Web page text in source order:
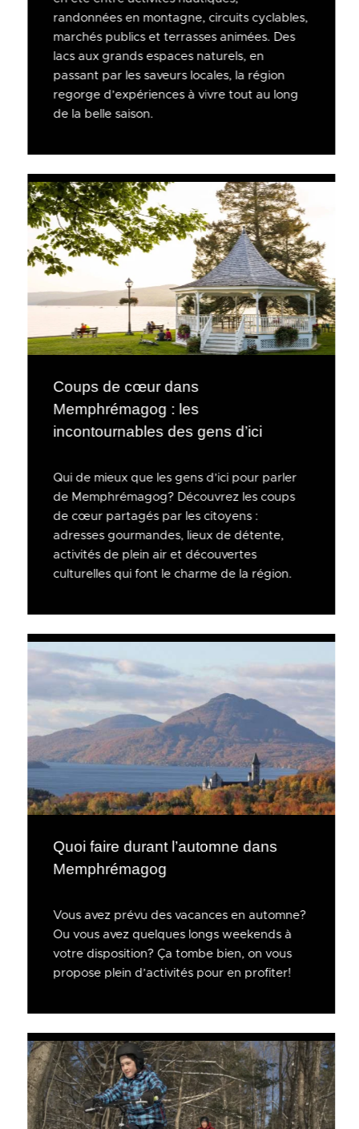
randonnées en montagne, circuits cyclables,
marchés publics et terrasses animées. Des
lacs aux grands espaces naturels, en
passant par les saveurs locales, la région
regorge d’expériences à vivre tout au long
de la belle saison.
Coups de cœur dans
Memphrémagog : les
incontournables des gens d’ici
Qui de mieux que les gens d’ici pour parler
de Memphrémagog? Découvrez les coups
de cœur partagés par les citoyens :
adresses gourmandes, lieux de détente,
activités de plein air et découvertes
culturelles qui font le charme de la région.
Quoi faire durant l’automne dans
Memphrémagog
Vous avez prévu des vacances en automne?
Ou vous avez quelques longs weekends à
votre disposition? Ça tombe bien, on vous
propose plein d’activités pour en profiter!